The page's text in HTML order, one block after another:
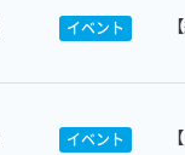
イベント
イベント